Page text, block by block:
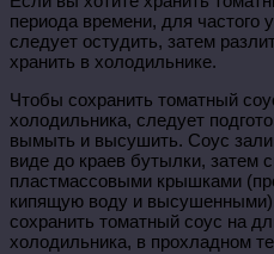
периода времени, для частого
следует остудить, затем
хранить в холодильнике.
Чтобы сохранить томатный
холодильника, следует
вымыть и высушить. Соус
виде до краев бутылки, затем
пластмассовыми крышками
кипящую воду и
сохранить томатный соус на
холодильника, в прохладном